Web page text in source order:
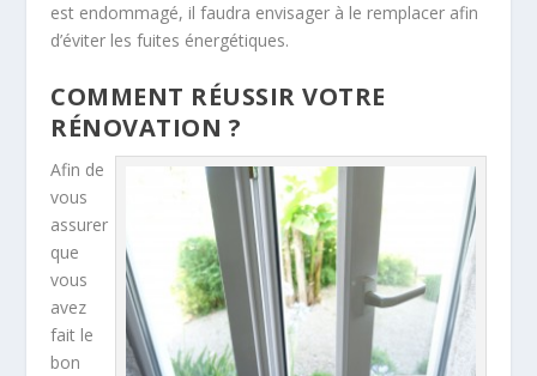
est endommagé, il faudra envisager à le remplacer afin
d’éviter les fuites énergétiques.
COMMENT RÉUSSIR VOTRE
RÉNOVATION ?
Afin de
vous
assurer
que
vous
avez
fait le
bon